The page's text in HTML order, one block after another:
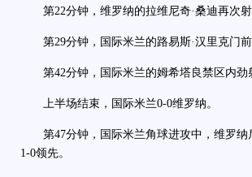
第22分钟，维罗纳的拉维尼奇·桑迪再次
第29分钟，国际米兰的路易斯·汉里克门
第42分钟，国际米兰的姆希塔良禁区内劲
上半场结束，国际米兰0-0维罗纳。
第47分钟，国际米兰角球进攻中，维罗纳
1-0领先。